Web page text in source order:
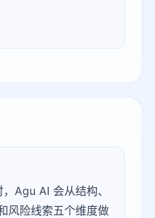
Agu AI 会从结构、
风险线索五个维度做